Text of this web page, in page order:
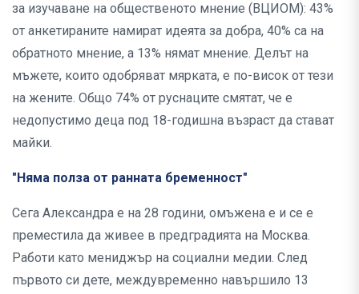
за изучаване на общественото мнение (ВЦИОМ): 43%
от анкетираните намират идеята за добра, 40% са на
обратното мнение, а 13% нямат мнение. Делът на
мъжете, които одобряват мярката, е по-висок от тези
на жените. Общо 74% от руснаците смятат, че е
недопустимо деца под 18-годишна възраст да стават
майки.
"Няма полза от ранната бременност"
Сега Александра е на 28 години, омъжена е и се е
преместила да живее в предградията на Москва.
Работи като мениджър на социални медии. След
първото си дете, междувременно навършило 13